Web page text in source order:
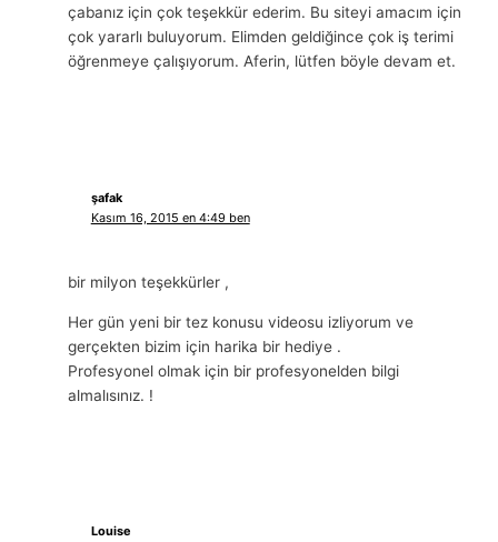
çabanız için çok teşekkür ederim. Bu siteyi amacım için
çok yararlı buluyorum. Elimden geldiğince çok iş terimi
öğrenmeye çalışıyorum. Aferin, lütfen böyle devam et.
şafak
Kasım 16, 2015 en 4:49 ben
bir milyon teşekkürler ,
Her gün yeni bir tez konusu videosu izliyorum ve
gerçekten bizim için harika bir hediye .
Profesyonel olmak için bir profesyonelden bilgi
almalısınız. !
Louise